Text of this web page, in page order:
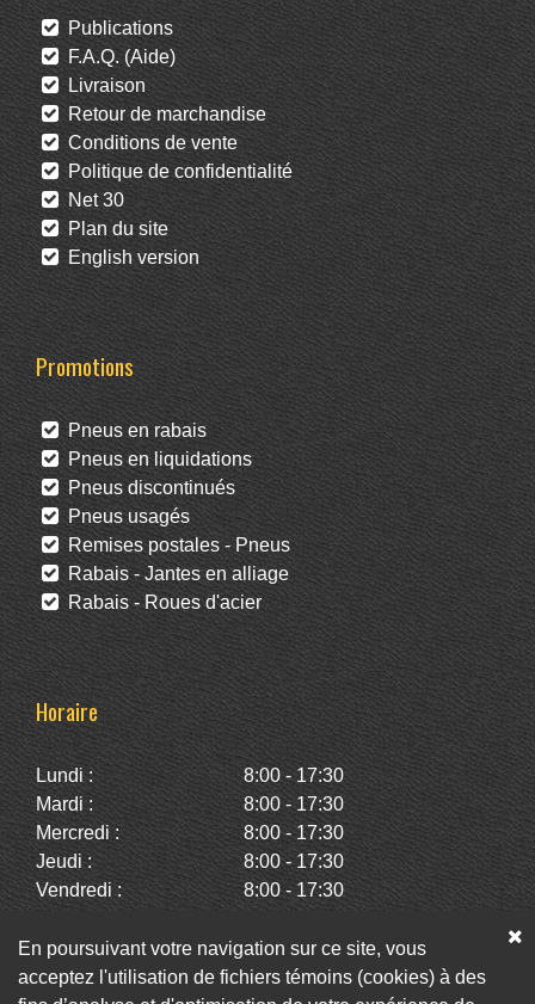
Publications
F.A.Q. (Aide)
Livraison
Retour de marchandise
Conditions de vente
Politique de confidentialité
Net 30
Plan du site
English version
Promotions
Pneus en rabais
Pneus en liquidations
Pneus discontinués
Pneus usagés
Remises postales - Pneus
Rabais - Jantes en alliage
Rabais - Roues d'acier
Horaire
Lundi :
8:00 - 17:30
Mardi :
8:00 - 17:30
Mercredi :
8:00 - 17:30
Jeudi :
8:00 - 17:30
Vendredi :
8:00 - 17:30
Dimanche :
Fermé
En poursuivant votre navigation sur ce site, vous
acceptez l'utilisation de fichiers témoins (cookies) à des